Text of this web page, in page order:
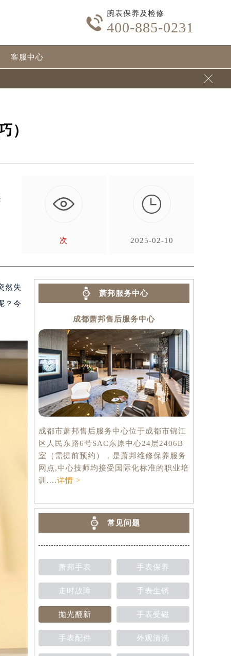

腕表保养及检修
400-885-0231
客服中心

）
次

2025-02-10
然失
？今
萧邦服务中心
成都萧邦售后服务中心
成都市萧邦售后服务中心位于成都市锦江
区人民东路6号SAC东原中心24层2406B
室（需提前预约），是萧邦维修保养服务
网点,中心技师均接受国际化标准的职业培
训....详情 >
常见问题
萧邦手表 手表保养
走时故障 手表生锈
抛光翻新 手表受磁
手表配件 外观清洗